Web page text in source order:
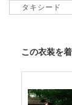
タキシード
この衣装を